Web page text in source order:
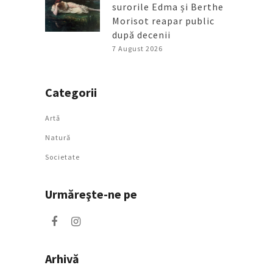
surorile Edma și Berthe
Morisot reapar public
după decenii
7 August 2026
Categorii
Artǎ
Natură
Societate
Urmăreşte-ne pe
Arhivă